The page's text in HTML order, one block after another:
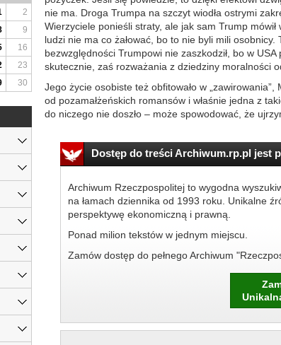
nie ma. Droga Trumpa na szczyt wiodła ostrymi
Wierzyciele ponieśli straty, ale jak sam Trump
ludzi nie ma co żałować, bo to nie byli mili
bezwzględności Trumpowi nie zaszkodził, bo w
skutecznie, zaś rozważania z dziedziny moralności
Jego życie osobiste też obfitowało w
od pozamałżeńskich romansów i właśnie jedna z
do niczego nie doszło – może spowodować, że
Dostęp do treści Archiwum.rp.pl jest
Archiwum Rzeczpospolitej to wygodna
na łamach dziennika od 1993 roku. Unikalne
perspektywę ekonomiczną i prawną.
Ponad milion tekstów w jednym miejscu.
Zamów dostęp do pełnego Archiwum
2
9
16
23
30